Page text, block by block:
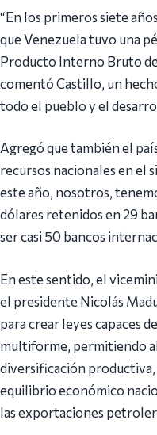
“En los primeros siete
que Venezuela tuvo una
Producto Interno Bruto
comentó Castillo, un
todo el pueblo y el
Agregó que también el
recursos nacionales en el
este año, nosotros,
dólares retenidos en 29
ser casi 50 bancos
En este sentido, el
el presidente Nicolás
para crear leyes capaces
multiforme, permitiendo
diversificación
equilibrio económico
las exportaciones